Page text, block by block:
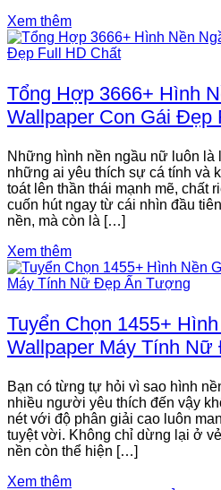
Xem thêm
Tổng Hợp 3666+ Hình
Wallpaper Con Gái Đẹp
Những hình nền ngầu nữ luôn là
những ai yêu thích sự cá tính và
toát lên thần thái mạnh mẽ, chất
cuốn hút ngay từ cái nhìn đầu
nền, mà còn là […]
Xem thêm
Tuyển Chọn 1455+
Wallpaper Máy Tính
Bạn có từng tự hỏi vì sao hình
nhiều người yêu thích đến vậy
nét với độ phân giải cao luôn
tuyệt vời. Không chỉ dừng lại ở
nền còn thể hiện […]
Xem thêm